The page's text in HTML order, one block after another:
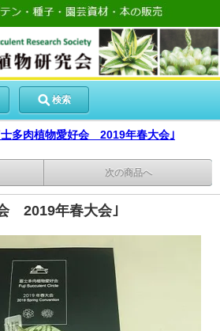
検索
士多肉植物愛好会 2019年春大会｣
次の商品へ
2019年春大会｣